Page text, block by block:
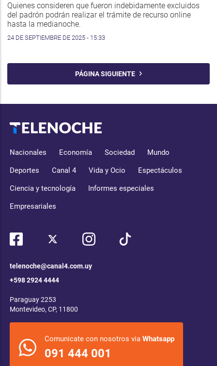
Quienes consideren que fueron indebidamente excluidos
del padrón podrán realizar el trámite de recurso online
hasta la medianoche.
24 DE SEPTIEMBRE DE 2025 - 15:33
PÁGINA SIGUIENTE
Nacionales Economía Sociedad Mundo
Deportes Canal 4 Vida y Ocio Espectáculos
Ciencia y tecnología Informes especiales
Empresariales
telenoche@canal4.com.uy
+598 2924 4444
Paraguay 2253
Montevideo, CP, 11800
Comunicate con nosotros via Whatsapp
091 444 001